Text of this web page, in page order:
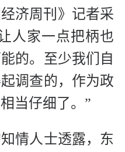
济周刊》记者采
人家一点把柄也
的。至少我们自
调查的，作为政
当仔细了。”
情人士透露，东